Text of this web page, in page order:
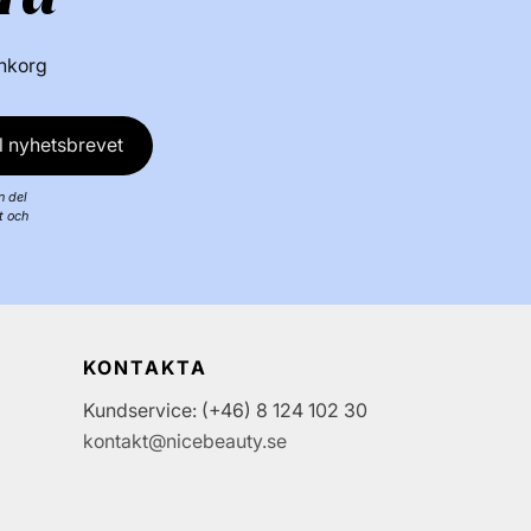
nyhetsbrevet
del
och
KONTAKTA
Kundservice: (+46) 8 124 102 30
kontakt@nicebeauty.se